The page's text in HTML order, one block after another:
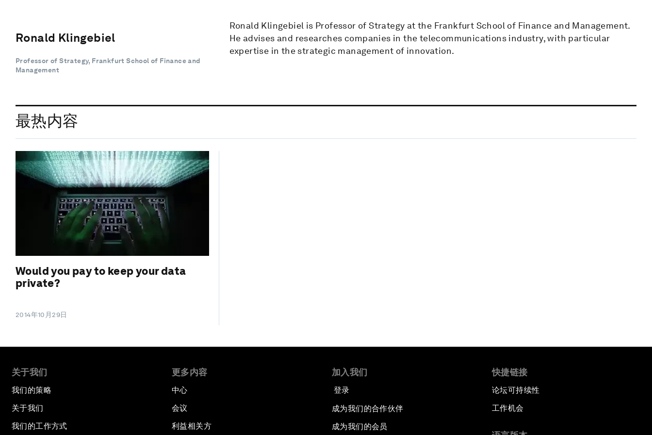
Ronald Klingebiel
Professor of Strategy, Frankfurt School of Finance and
Management
Ronald Klingebiel is Professor of Strategy at the Frankfurt School of Finance and Management.
He advises and researches companies in the telecommunications industry, with particular
expertise in the strategic management of innovation.
最热内容
Would you pay to keep your data
private?
2014年10月29日
关于我们
我们的策略
关于我们
我们的工作方式
更多内容
中心
会议
利益相关方
加入我们
登录
成为我们的合作伙伴
成为我们的会员
快捷链接
论坛可持续性
工作机会